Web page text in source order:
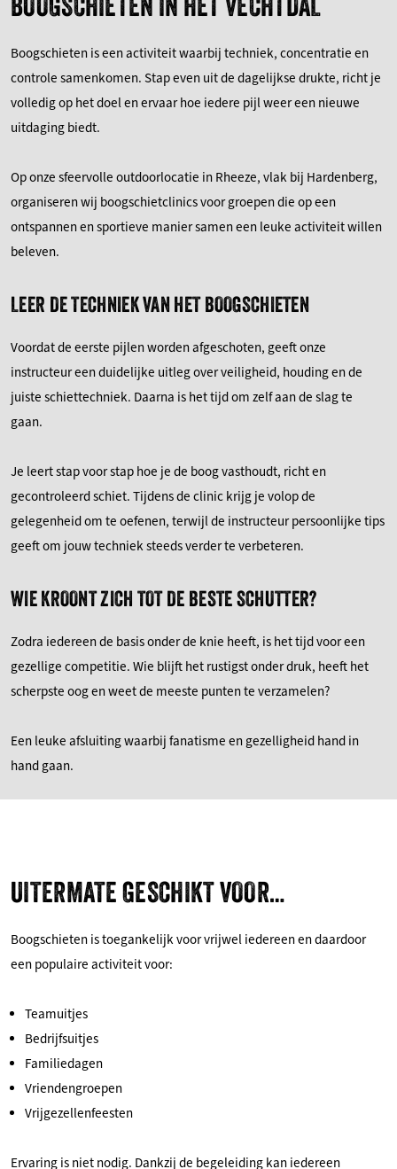
Boogschieten is een activiteit waarbij techniek, concentratie en
controle samenkomen. Stap even uit de dagelijkse drukte, richt je
volledig op het doel en ervaar hoe iedere pijl weer een nieuwe
uitdaging biedt.
Op onze sfeervolle outdoorlocatie in Rheeze, vlak bij Hardenberg,
organiseren wij boogschietclinics voor groepen die op een
ontspannen en sportieve manier samen een leuke activiteit willen
beleven.
LEER DE TECHNIEK VAN HET BOOGSCHIETEN
Voordat de eerste pijlen worden afgeschoten, geeft onze
instructeur een duidelijke uitleg over veiligheid, houding en de
juiste schiettechniek. Daarna is het tijd om zelf aan de slag te
gaan.
Je leert stap voor stap hoe je de boog vasthoudt, richt en
gecontroleerd schiet. Tijdens de clinic krijg je volop de
gelegenheid om te oefenen, terwijl de instructeur persoonlijke tips
geeft om jouw techniek steeds verder te verbeteren.
WIE KROONT ZICH TOT DE BESTE SCHUTTER?
Zodra iedereen de basis onder de knie heeft, is het tijd voor een
gezellige competitie. Wie blijft het rustigst onder druk, heeft het
scherpste oog en weet de meeste punten te verzamelen?
Een leuke afsluiting waarbij fanatisme en gezelligheid hand in
hand gaan.
UITERMATE GESCHIKT VOOR…
Boogschieten is toegankelijk voor vrijwel iedereen en daardoor
een populaire activiteit voor:
Teamuitjes
Bedrijfsuitjes
Familiedagen
Vriendengroepen
Vrijgezellenfeesten
Ervaring is niet nodig. Dankzij de begeleiding kan iedereen